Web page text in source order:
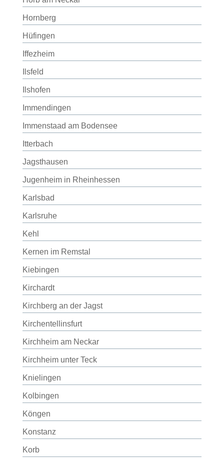
Hornberg
Hüfingen
Iffezheim
Ilsfeld
Ilshofen
Immendingen
Immenstaad am Bodensee
Itterbach
Jagsthausen
Jugenheim in Rheinhessen
Karlsbad
Karlsruhe
Kehl
Kernen im Remstal
Kiebingen
Kirchardt
Kirchberg an der Jagst
Kirchentellinsfurt
Kirchheim am Neckar
Kirchheim unter Teck
Knielingen
Kolbingen
Köngen
Konstanz
Korb